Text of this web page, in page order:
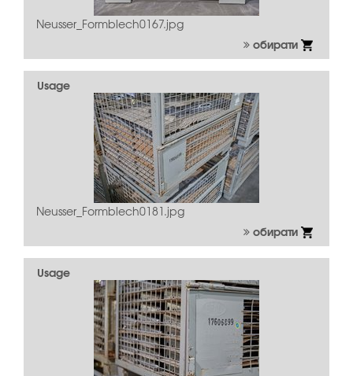
Neusser_Formblech0167.jpg
обирати
Usage
Neusser_Formblech0181.jpg
обирати
Usage